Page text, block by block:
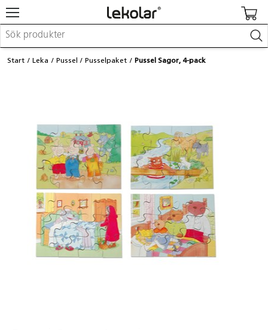
Möbler & inredning
Skolförbrukning & kontorsmaterial
Logga in / Registrera dig
Hitta din säljare
Kontakta Lekolar
Start Leka Pussel Pusselpaket Pussel Sagor, 4-pack